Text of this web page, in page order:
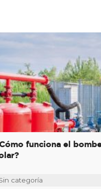
funciona el
categoría